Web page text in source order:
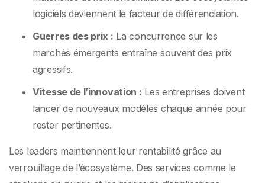
logiciels deviennent le facteur de différenciation.
Guerres des prix : La concurrence sur les
marchés émergents entraîne souvent des prix
agressifs.
Vitesse de l’innovation : Les entreprises doivent
lancer de nouveaux modèles chaque année pour
rester pertinentes.
Les leaders maintiennent leur rentabilité grâce au
verrouillage de l’écosystème. Des services comme le